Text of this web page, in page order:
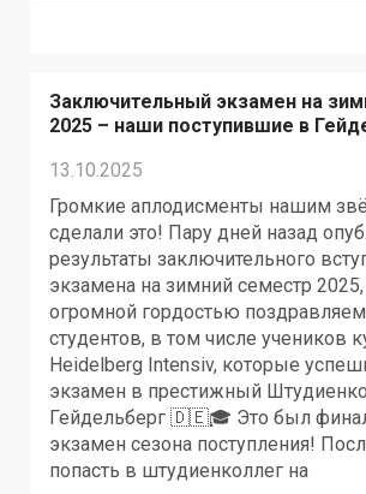
Заключительный экзамен на
2025 – наши поступившие в
13.10.2025
Громкие аплодисменты нашим
сделали это! Пару дней назад
результаты заключительного
экзамена на зимний семестр
огромной гордостью
студентов, в том числе учеников
Heidelberg Intensiv, которые
экзамен в престижный
Гейдельберг 🇩🇪🎓 Это был
экзамен сезона поступления!
попасть в штудиенколлег на